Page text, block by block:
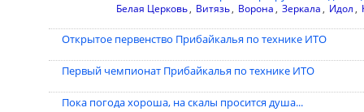
Белая Церковь, Витязь, Ворона , Зеркала , Идол ,
Открытое первенство Прибайкалья по технике ИТО
Первый чемпионат Прибайкалья по технике ИТО
Пока погода хороша, на скалы просится душа...